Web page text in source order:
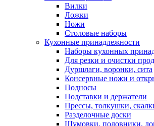
Вилки
Ложки
Ножи
Столовые наборы
Кухонные принадлежности
Наборы кухонных
Для резки и очистки
Дуршлаги, воронки, сита
Консервные ножи и
Подносы
Подставки и держатели
Прессы, толкушки,
Разделочные доски
Шумовки, половники,